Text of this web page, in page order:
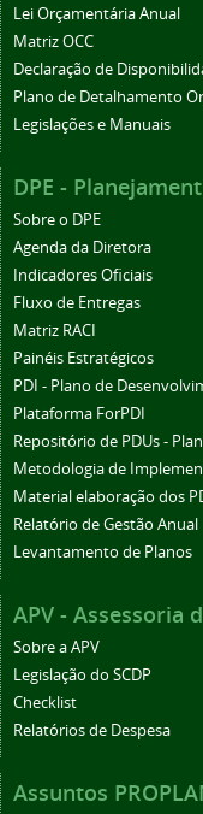
Lei Orçamentária Anual
Matriz OCC
Declaração de
Plano de Detalhamento
Legislações e Manuais
DPE -
Sobre o DPE
Agenda da Diretora
Indicadores Oficiais
Fluxo de Entregas
Matriz RACI
Painéis Estratégicos
PDI - Plano de
Plataforma ForPDI
Repositório de PDUs -
Metodologia de
Material elaboração dos
Relatório de Gestão Anual
Levantamento de Planos
APV - Assessoria
Sobre a APV
Legislação do SCDP
Checklist
Relatórios de Despesa
Assuntos